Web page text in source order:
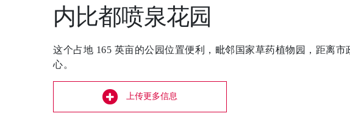
内比都喷泉花园
这个占地 165 英亩的公园位置便利，毗邻国家草药植物园，距离
心。
上传更多信息